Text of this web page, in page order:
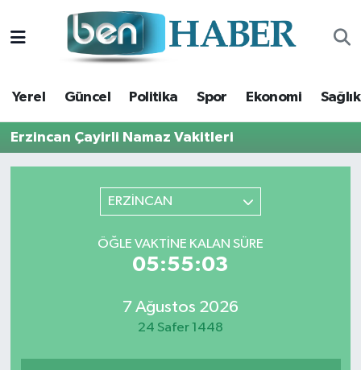
Yerel Güncel Politika Spor Ekonomi Sağlık
Erzincan Çayirli Namaz Vakitleri
ERZİNCAN
ÖĞLE VAKTINE KALAN SÜRE
05:55:02
7 Ağustos 2026
24 Safer 1448
Yerel
Güncel
Politika
Hava Durumu
Trafik Durumu
Süper Lig Puan Durumu ve Fikstür